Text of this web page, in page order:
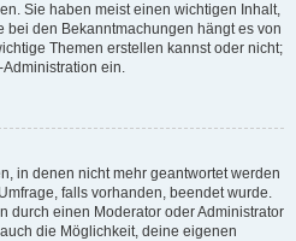
Sie haben meist einen wichtigen Inhalt,
bei den Bekanntmachungen hängt es von
Themen erstellen kannst oder nicht;
ein.
in denen nicht mehr geantwortet werden
falls vorhanden, beendet wurde.
durch einen Moderator oder Administrator
die Möglichkeit, deine eigenen